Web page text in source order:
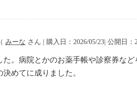
（ みーな さん | 購入日：2026/05/23| 公開日：
。病院とかのお薬手帳や診察券な
めてに成りました。